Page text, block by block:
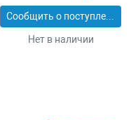
Bosch Power Change
2608584814
Сообщить о поступлении
Нет в наличии